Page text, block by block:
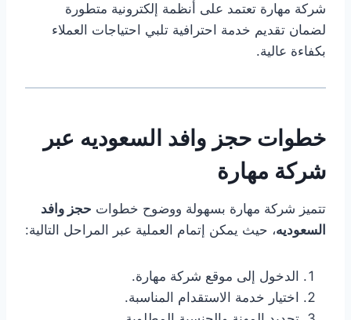
شركة مهارة تعتمد على أنظمة إلكترونية متطورة
لضمان تقديم خدمة احترافية تلبي احتياجات العملاء
بكفاءة عالية.
خطوات حجز وافد السعوديه عبر
شركة مهارة
تتميز شركة مهارة بسهولة ووضوح خطوات حجز وافد
السعوديه، حيث يمكن إتمام العملية عبر المراحل التالية:
الدخول إلى موقع شركة مهارة.
اختيار خدمة الاستقدام المناسبة.